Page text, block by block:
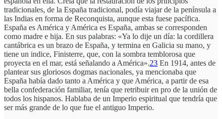
tradicionales, de la España tradicional, podía viajar de la península a
las Indias en forma de Reconquista, aunque esta fuese pacífica.
España es América y América es España, ambas se corresponden
como madre e hija. En sus palabras: «Ya lo dije un día: la cordillera
cantábrica es un brazo de España, y termina en Galicia su mano, y
tiene un indice, Finisterre, que, con la sombra temblorosa que
proyecta en el mar, está señalando a América».23 En 1914, antes de
plantear sus gloriosos dogmas nacionales, ya mencionaba que
España había dado tanto a América y que América, a partir de esa
bella confederación familiar, tenía que retribuir en pro de la unión de
todos los hispanos. Hablaba de un Imperio espiritual que tendría que
ser más grande de lo que fue el antiguo Imperio.